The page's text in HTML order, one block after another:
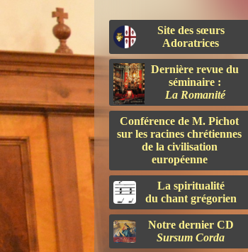
Site des sœurs
Adoratrices
Dernière revue du
séminaire :
La Romanité
Conférence de M. Pichot
sur les racines chrétiennes
de la civilisation
européenne
La spiritualité
du chant grégorien
Notre dernier CD
Sursum Corda